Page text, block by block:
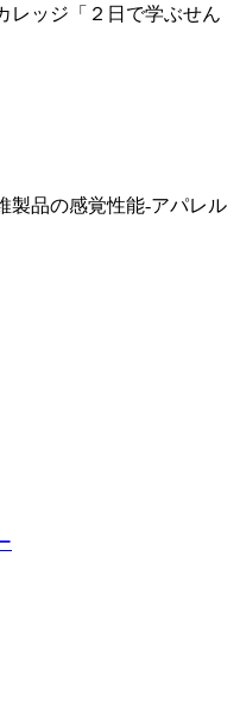
レッジ「２日で学ぶせん
製品の感覚性能‐アパレル